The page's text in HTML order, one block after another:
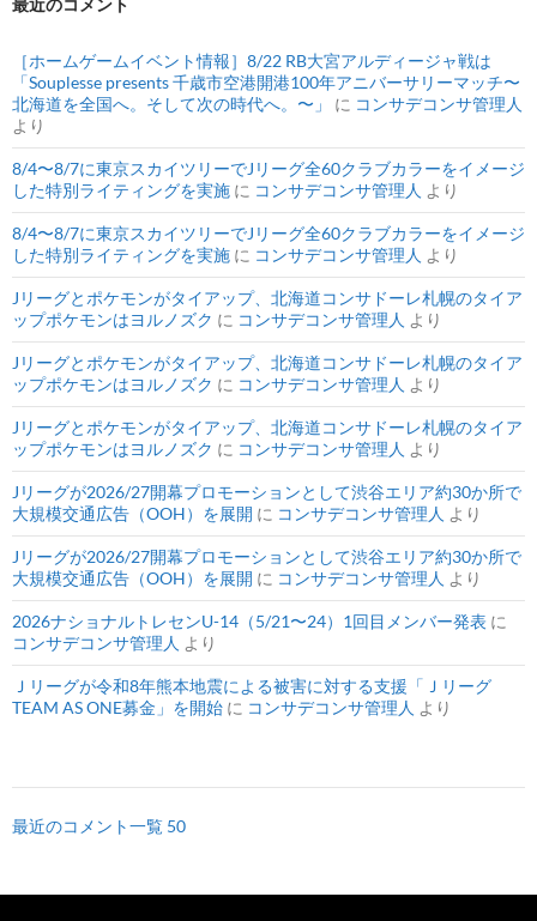
［ホームゲームイベント情報］8/22 RB大宮アルディージャ戦は
「Souplesse presents 千歳市空港開港100年アニバーサリーマッチ〜
北海道を全国へ。そして次の時代へ。〜」
に コンサデコンサ管理人
より
8/4〜8/7に東京スカイツリーでJリーグ全60クラブカラーをイメージ
した特別ライティングを実施 に コンサデコンサ管理人 より
8/4〜8/7に東京スカイツリーでJリーグ全60クラブカラーをイメージ
した特別ライティングを実施 に コンサデコンサ管理人 より
Jリーグとポケモンがタイアップ、北海道コンサドーレ札幌のタイア
ップポケモンはヨルノズク に コンサデコンサ管理人 より
Jリーグとポケモンがタイアップ、北海道コンサドーレ札幌のタイア
ップポケモンはヨルノズク に コンサデコンサ管理人 より
Jリーグとポケモンがタイアップ、北海道コンサドーレ札幌のタイア
ップポケモンはヨルノズク に コンサデコンサ管理人 より
Jリーグが2026/27開幕プロモーションとして渋谷エリア約30か所で
大規模交通広告（OOH）を展開 に コンサデコンサ管理人 より
Jリーグが2026/27開幕プロモーションとして渋谷エリア約30か所で
大規模交通広告（OOH）を展開 に コンサデコンサ管理人 より
2026ナショナルトレセンU-14（5/21〜24）1回目メンバー発表 に
コンサデコンサ管理人 より
Ｊリーグが令和8年熊本地震による被害に対する支援「Ｊリーグ
TEAM AS ONE募金」を開始 に コンサデコンサ管理人 より
最近のコメント一覧 50